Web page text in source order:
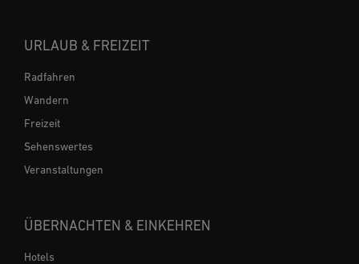
URLAUB & FREIZEIT
Radfahren
Wandern
Freizeit
Sehenswertes
Veranstaltungen
ÜBERNACHTEN & EINKEHREN
Hotels